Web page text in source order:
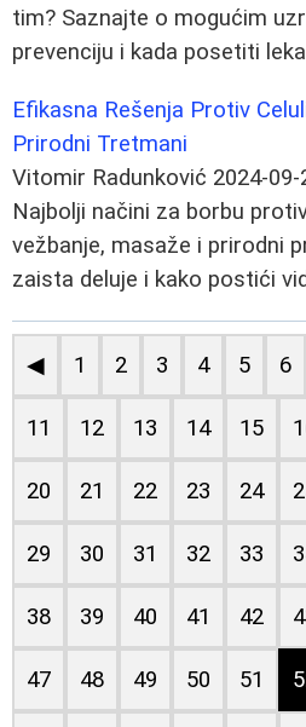
tim? Saznajte o mogućim
prevenciju i kada posetiti
Efikasna Rešenja Protiv
Prirodni Tretmani
Vitomir Radunković 2024-09-
Najbolji načini za borbu
vežbanje, masaže i prirodni
zaista deluje i kako postići
◀ 1 2 3 4 5 6
11 12 13 14 15
20 21 22 23 24
29 30 31 32 33
38 39 40 41 42
47 48 49 50 51